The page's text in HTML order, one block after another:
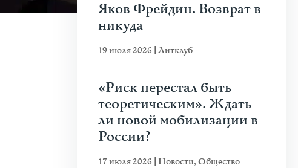
Яков Фрейдин. Возврат в
никуда
19 июля 2026 Литклуб
«Риск перестал быть
теоретическим». Ждать
ли новой мобилизации в
России?
17 июля 2026 Новости,Общество